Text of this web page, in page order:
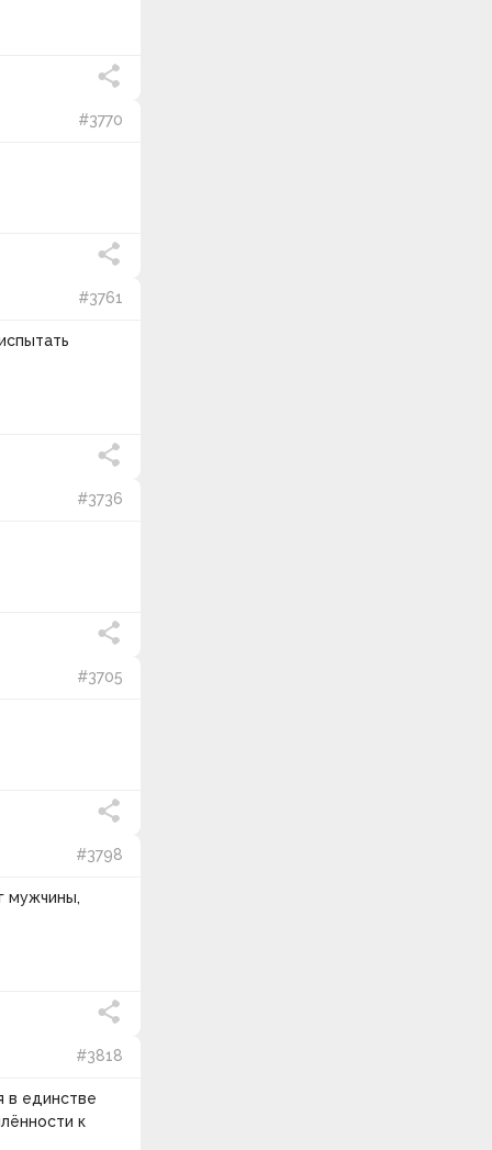
#3770
#3761
#3736
#3705
#3798
мужчины,
#3818
в единстве
к